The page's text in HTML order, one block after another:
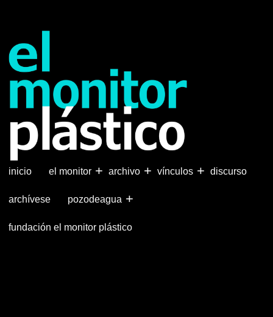
principal
inicio +
el monitor +
archivo +
vínculos discurso
archívese +
pozodeagua
fundación el monitor plástico